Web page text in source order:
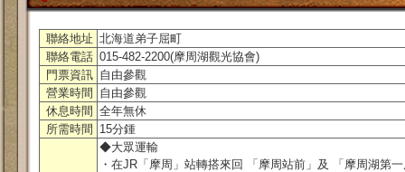
聯絡地址 北海道弟子屈町
聯絡電話 015-482-2200(摩周湖觀光協會)
門票資訊 自由參觀
營業時間
自由參觀
休息時間 全年無休
所需時間
15分鍾
◆大眾運輸
・在JR「摩周」站轉搭來回 「摩周站前」及 「摩周湖第